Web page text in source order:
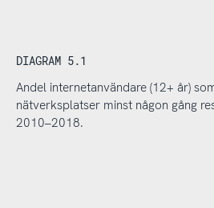
DIAGRAM 5.1
Andel internetanvändare (12+ år)
nätverksplatser minst någon gång
2010–2018.